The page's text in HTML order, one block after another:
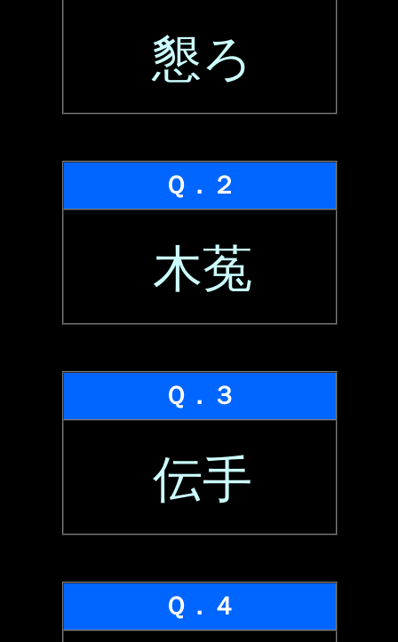
懇ろ
Ｑ．２
木菟
Ｑ．３
伝手
Ｑ．４